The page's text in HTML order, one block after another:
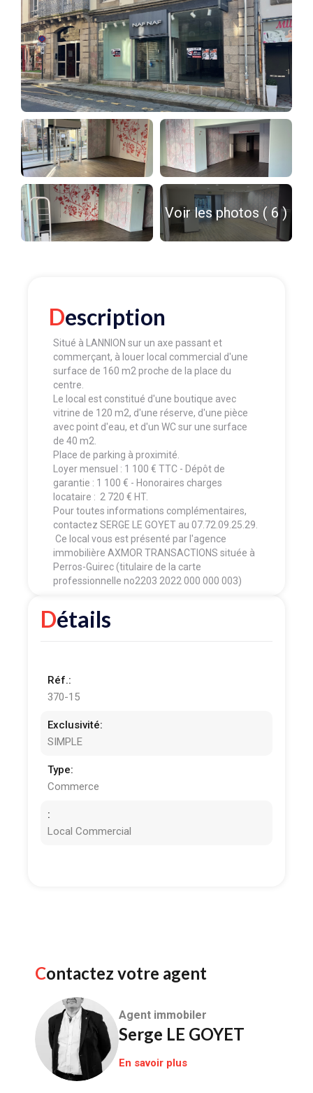
Voir les photos ( 6 )
Description
Situé à LANNION sur un axe passant et
commerçant, à louer local commercial d'une
surface de 160 m2 proche de la place du
centre.
Le local est constitué d'une boutique avec
vitrine de 120 m2, d'une réserve, d'une pièce
avec point d'eau, et d'un WC sur une surface
de 40 m2.
Place de parking à proximité.
Loyer mensuel : 1 100 € TTC - Dépôt de
garantie : 1 100 € - Honoraires charges
locataire : 2 720 € HT.
Pour toutes informations complémentaires,
contactez SERGE LE GOYET au 07.72.09.25.29.
Ce local vous est présenté par l'agence
immobilière AXMOR TRANSACTIONS située à
Perros-Guirec (titulaire de la carte
professionnelle no2203 2022 000 000 003)
Détails
Réf.:
370-15
Exclusivité:
SIMPLE
Type:
Commerce
:
Local Commercial
Contactez votre agent
Agent immobiler
Serge LE GOYET
En savoir plus